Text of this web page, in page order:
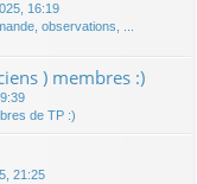
16:19
observations, ...
) membres :)
de TP :)
21:25